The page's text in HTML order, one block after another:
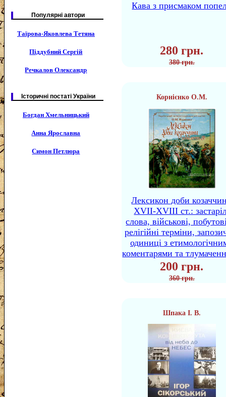
Популярні автори
Таїрова-Яковлева Тетяна
Піддубний Сергій
Речкалов Олександр
Історичні постаті України
Богдан Хмельницький
Анна Ярославна
Симон Петлюра
Кава з присмаком
280 грн.
380 грн.
Корнієнко О.М.
Лексикон доби
XVII-XVIII ст.:
слова, військові,
релігійні терміни,
одиниці з
коментарями та
200 грн.
360 грн.
Шпака І. В.